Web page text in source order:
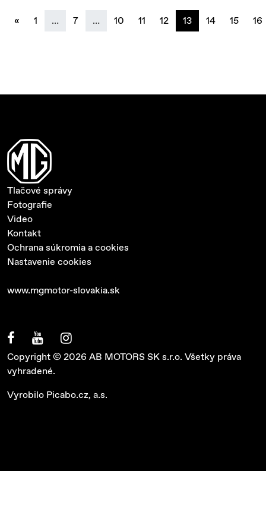
« previous
1 … 7 … 10 11 12 13 14 15 16
Tlačové správy
Fotografie
Video
Kontakt
Ochrana súkromia a cookies
Nastavenie cookies
www.mgmotor-slovakia.sk
Copyright © 2026 AB MOTORS SK s.r.o. Všetky práva
vyhradené.
Vyrobilo Picabo.cz, a.s.